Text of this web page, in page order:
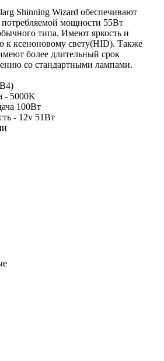
Shinning Wizard обеспечивают
потребляемой мощности 55Вт
типа. Имеют яркость и
к ксеноновому свету(HID). Также
более длительный срок
со стандартными лампами.
- 5000K
100Вт
- 12v 51Вт